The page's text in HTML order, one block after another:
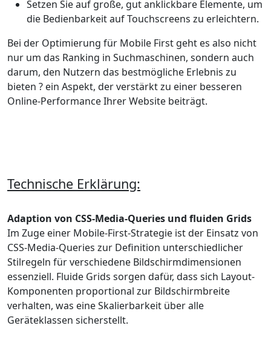
Setzen Sie auf große, gut anklickbare Elemente, um
die Bedienbarkeit auf Touchscreens zu erleichtern.
Bei der Optimierung für Mobile First geht es also nicht
nur um das Ranking in Suchmaschinen, sondern auch
darum, den Nutzern das bestmögliche Erlebnis zu
bieten ? ein Aspekt, der verstärkt zu einer besseren
Online-Performance Ihrer Website beiträgt.
Technische Erklärung:
Adaption von CSS-Media-Queries und fluiden Grids
Im Zuge einer Mobile-First-Strategie ist der Einsatz von
CSS-Media-Queries zur Definition unterschiedlicher
Stilregeln für verschiedene Bildschirmdimensionen
essenziell. Fluide Grids sorgen dafür, dass sich Layout-
Komponenten proportional zur Bildschirmbreite
verhalten, was eine Skalierbarkeit über alle
Geräteklassen sicherstellt.